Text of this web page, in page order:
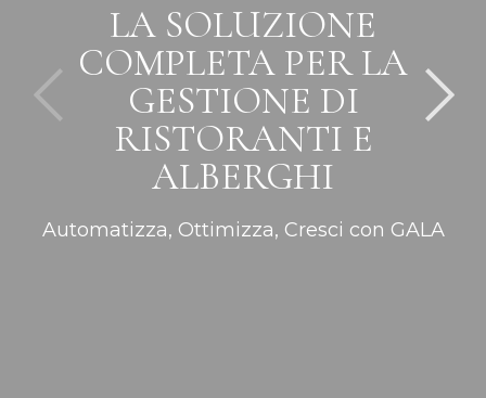
LA SOLUZIONE
COMPLETA PER LA
GESTIONE DI
RISTORANTI E
ALBERGHI
Automatizza, Ottimizza, Cresci con GALA